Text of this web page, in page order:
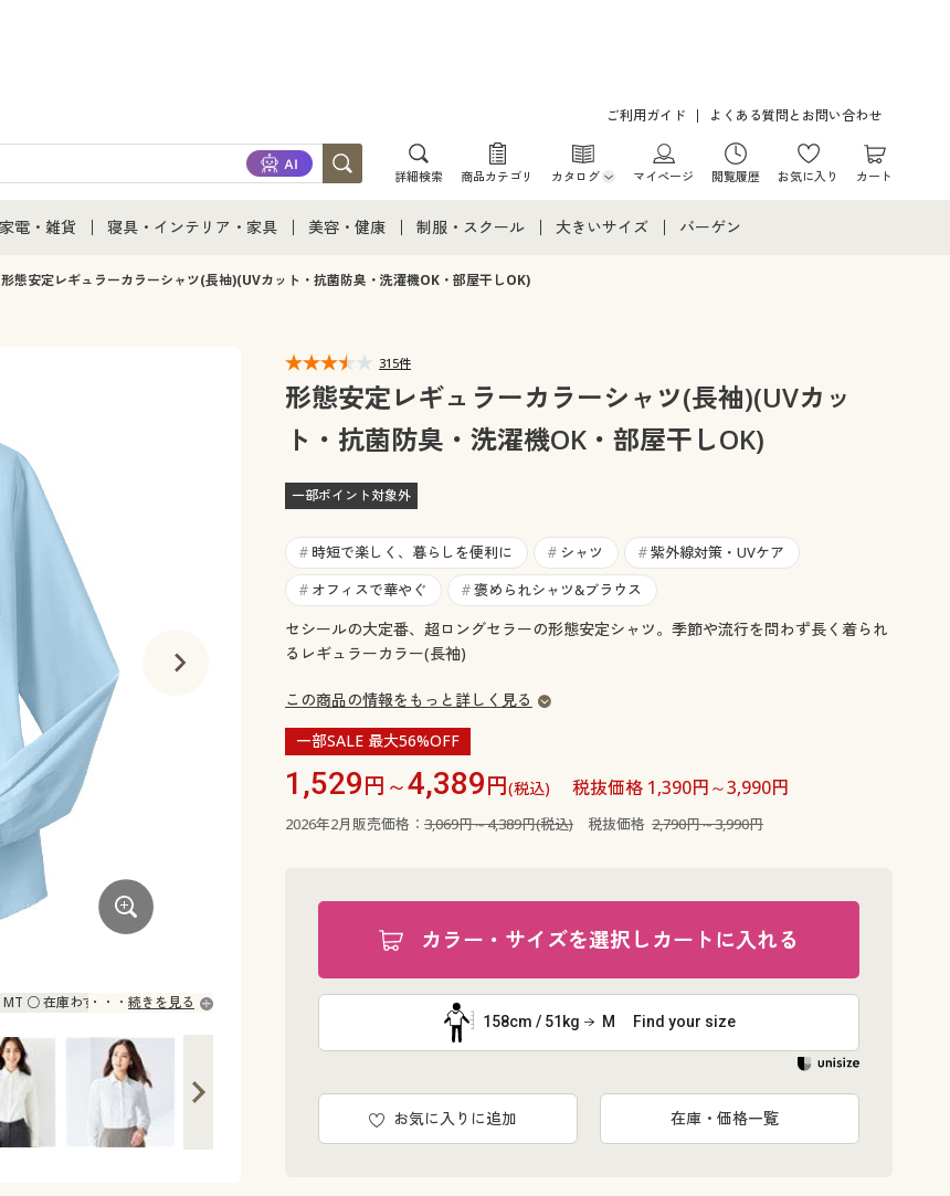
ご利用ガイド よくある質問とお問い合わせ
詳細検索 商品カテゴリ カタログ
カタログ・チラシからのご注文
マイページ 閲覧履歴 お気に入り カート
べて
家電・雑貨
家電・雑貨すべて
寝具・インテリア・家具
寝具・インテリア・家具通販すべて
カーテン・ラグ・ファブリック
美容・健康
美容・健康通販すべて
制服・スクール
制服・スクールすべて
ジュニア・ティーンズ下着
大きいサイズ
大きいサイズ レディース下着
大きいサイズ メンズ
バーゲン
形態安定レギュラーカラーシャツ(長袖)(UVカット・抗菌防臭・洗濯機OK・部屋干しOK)
MT ○ 在庫わずか
続きを見る
315件
形態安定レギュラーカラーシャツ(長袖)(UVカッ
ト・抗菌防臭・洗濯機OK・部屋干しOK)
一部ポイント対象外
# 時短で楽しく、暮らしを便利に # シャツ # 紫外線対策・UVケア
# オフィスで華やぐ # 褒められシャツ&ブラウス
セシールの大定番、超ロングセラーの形態安定シャツ。季節や流行を問わず長く着られ
るレギュラーカラー(長袖)
この商品の情報をもっと詳しく見る
一部SALE 最大56%OFF
1,529円～4,389円(税込) 税抜価格 1,390円～3,990円
2026年2月販売価格： 3,069円～4,389円(税込) 税抜価格 2,790円～3,990円
カラー・サイズを選択しカートに入れる
158cm / 51kg M Find your size
お気に入りに追加 在庫・価格一覧